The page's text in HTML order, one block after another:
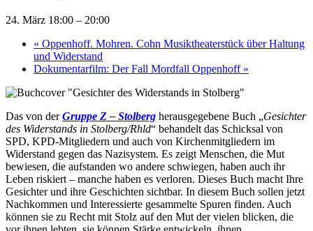
24. März 18:00 – 20:00
« Oppenhoff. Mohren. Cohn Musiktheaterstück über Haltung
und Widerstand
Dokumentarfilm: Der Fall Mordfall Oppenhoff »
Das von derGruppe Z – Stolberg herausgegebene Buch „Gesichter
des Widerstands in Stolberg/Rhld“ behandelt das Schicksal von
SPD, KPD-Mitgliedern und auch von Kirchenmitgliedern im
Widerstand gegen das Nazisystem. Es zeigt Menschen, die Mut
bewiesen, die aufstanden wo andere schwiegen, haben auch ihr
Leben riskiert – manche haben es verloren. Dieses Buch macht Ihre
Gesichter und ihre Geschichten sichtbar. In diesem Buch sollen jetzt
Nachkommen und Interessierte gesammelte Spuren finden. Auch
können sie zu Recht mit Stolz auf den Mut der vielen blicken, die